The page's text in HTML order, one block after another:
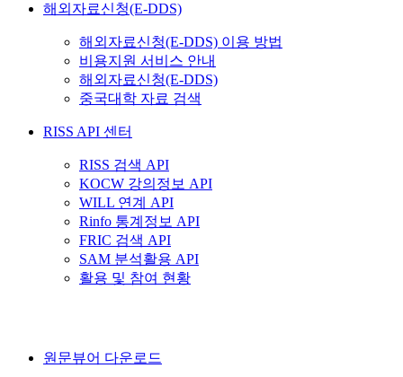
해외자료신청(E-DDS)
해외자료신청(E-DDS) 이용 방법
비용지원 서비스 안내
해외자료신청(E-DDS)
중국대학 자료 검색
RISS API 센터
RISS 검색 API
KOCW 강의정보 API
WILL 연계 API
Rinfo 통계정보 API
FRIC 검색 API
SAM 분석활용 API
활용 및 참여 현황
원문뷰어 다운로드